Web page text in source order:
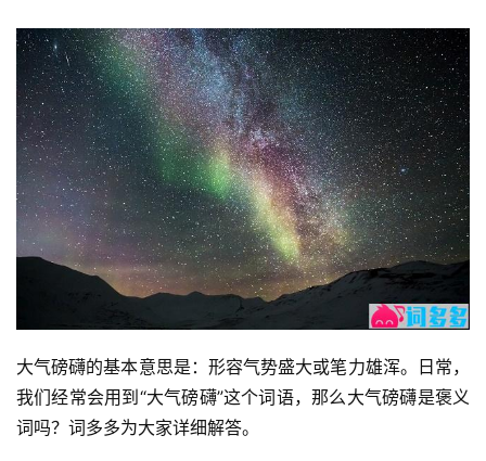
大气磅礴的基本意思是：形容气势盛大或笔力雄浑。日常，
我们经常会用到“大气磅礴”这个词语，那么大气磅礴是褒义
词吗？词多多为大家详细解答。